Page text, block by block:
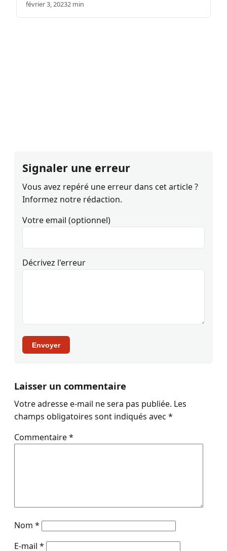
février 3, 20232 min
Signaler une erreur
Vous avez repéré une erreur dans cet article ?
Informez notre rédaction.
Votre email (optionnel)
Décrivez l'erreur
Envoyer
Laisser un commentaire
Votre adresse e-mail ne sera pas publiée. Les
champs obligatoires sont indiqués avec *
Commentaire*
Nom *
E-mail *